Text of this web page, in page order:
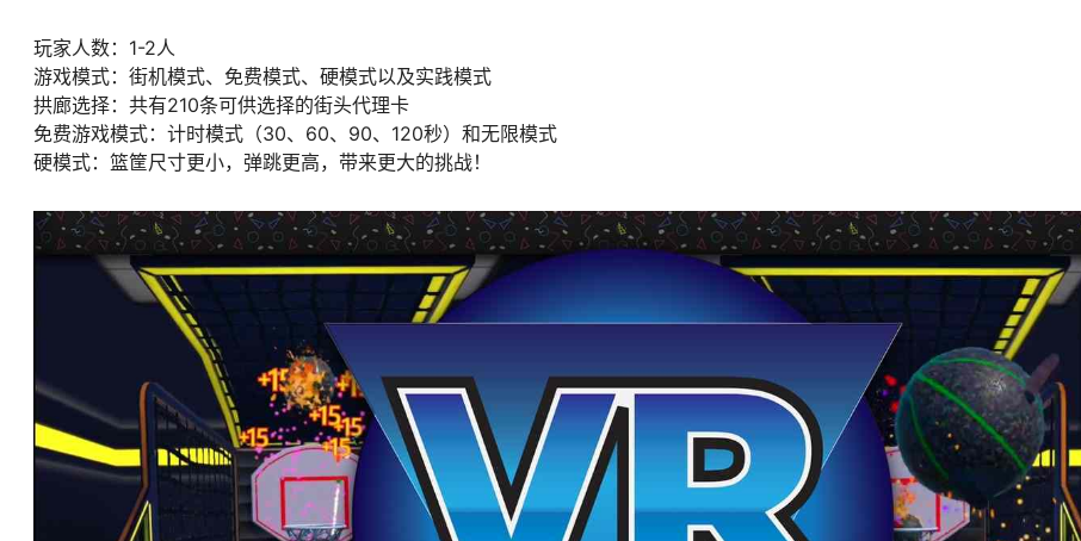
玩家人数：1-2人
游戏模式：街机模式、免费模式、硬模式以及实践模式
拱廊选择：共有210条可供选择的街头代理卡
免费游戏模式：计时模式（30、60、90、120秒）和无限模式
硬模式：篮筐尺寸更小，弹跳更高，带来更大的挑战！